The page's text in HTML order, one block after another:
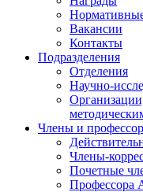
Вакансии
Контакты
Подразделения
Отделения
Научно-
Члены и
Члены-
Почетные
Профессора